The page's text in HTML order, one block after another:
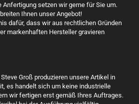
Anfertigung setzen wir gerne für Sie um.
Ihnen unser Angebot!
dafür, dass wir aus rechtlichen Gründen
markenhaften Hersteller gravieren
Groß produzieren unsere Artikel in
es handelt sich um keine industrielle
wir fertigen erst gemäß Ihres Auftrages.